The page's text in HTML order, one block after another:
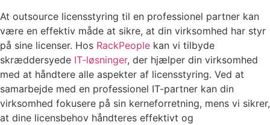
At outsource licensstyring til en professionel partner kan
være en effektiv måde at sikre, at din virksomhed har styr
på sine licenser. Hos RackPeople kan vi tilbyde
skræddersyede IT-løsninger, der hjælper din virksomhed
med at håndtere alle aspekter af licensstyring. Ved at
samarbejde med en professionel IT-partner kan din
virksomhed fokusere på sin kerneforretning, mens vi sikrer,
at dine licensbehov håndteres effektivt og